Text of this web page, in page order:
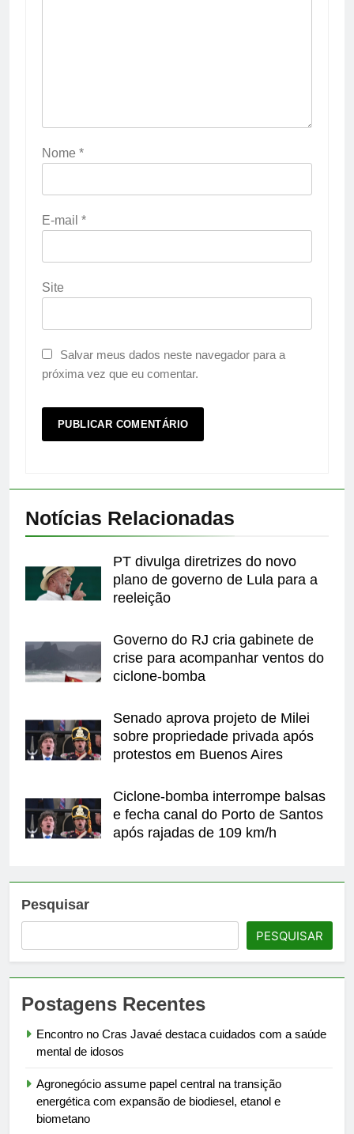
Nome *
E-mail *
Site
Salvar meus dados neste navegador para a
próxima vez que eu comentar.
Notícias Relacionadas
PT divulga diretrizes do novo
plano de governo de Lula para a
reeleição
Governo do RJ cria gabinete de
crise para acompanhar ventos do
ciclone-bomba
Senado aprova projeto de Milei
sobre propriedade privada após
protestos em Buenos Aires
Ciclone-bomba interrompe balsas
e fecha canal do Porto de Santos
após rajadas de 109 km/h
Pesquisar
PESQUISAR
Postagens Recentes
Encontro no Cras Javaé destaca cuidados com a saúde
mental de idosos
Agronegócio assume papel central na transição
energética com expansão de biodiesel, etanol e
biometano